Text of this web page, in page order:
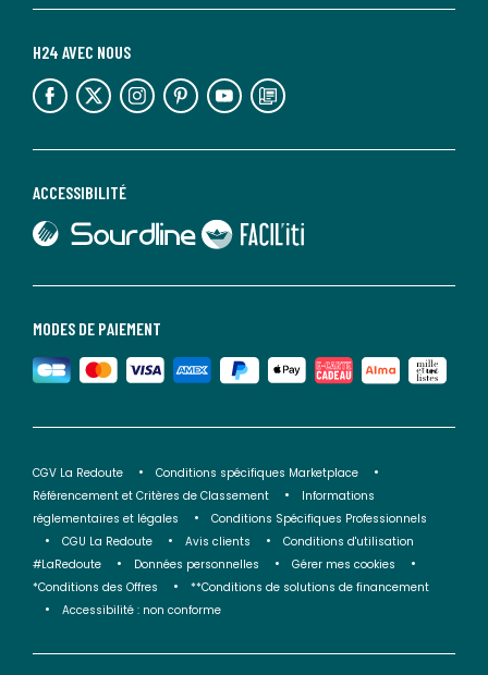
MODES DE PAIEMENT
ACCESSIBILITÉ
lien vers Sourdline
lien vers Faciliti
H24 AVEC NOUS
lien vers l'espace réseaux sociaux lien vers l'espace réseaux sociaux lien vers l'espace réseaux sociaux lien vers l'espace réseaux sociaux lien vers l'espace réseaux sociaux lien vers le blog la redoute
CGV La Redoute
Conditions spécifiques Marketplace
Référencement et Critères de Classement
Informations
réglementaires et légales
Conditions Spécifiques Professionnels
CGU La Redoute
Avis clients
Conditions d'utilisation
#LaRedoute
Données personnelles
Gérer mes cookies
*Conditions des Offres
**Conditions de solutions de financement
Accessibilité : non conforme